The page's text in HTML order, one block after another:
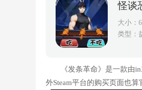
怪谈
大小：
类型：
《发条革命》是一款由
外Steam平台的购买页面也